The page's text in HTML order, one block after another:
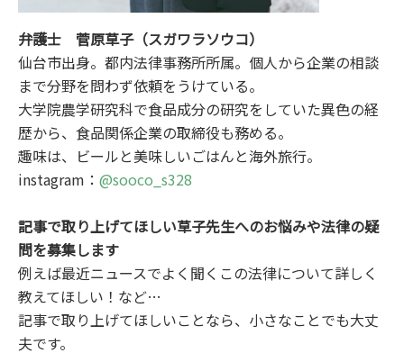
弁護士 菅原草子（スガワラソウコ）
仙台市出身。都内法律事務所所属。個人から企業の相談
まで分野を問わず依頼をうけている。
大学院農学研究科で食品成分の研究をしていた異色の経
歴から、食品関係企業の取締役も務める。
趣味は、ビールと美味しいごはんと海外旅行。
instagram： @sooco_s328
記事で取り上げてほしい草子先生へのお悩みや法律の疑
問を募集します
例えば最近ニュースでよく聞くこの法律について詳しく
教えてほしい！など…
記事で取り上げてほしいことなら、小さなことでも大丈
夫です。